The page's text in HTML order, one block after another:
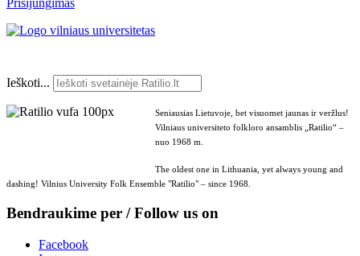
Ieškoti...
Seniausias Lietuvoje, bet visuomet jaunas ir veržlus!
Vilniaus universiteto folkloro ansamblis „Ratilio“ –
nuo 1968 m.
The oldest one in Lithuania, yet always young and
dashing! Vilnius University Folk Ensemble "Ratilio" – since 1968.
Bendraukime per / Follow us on
Facebook